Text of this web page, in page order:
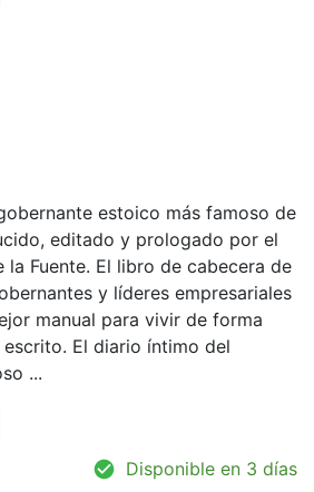
estoico más famoso de
editado y prologado por el
la Fuente. El libro de cabecera de
y líderes empresariales
manual para vivir de forma
El diario íntimo del
...
Disponible en 3 días